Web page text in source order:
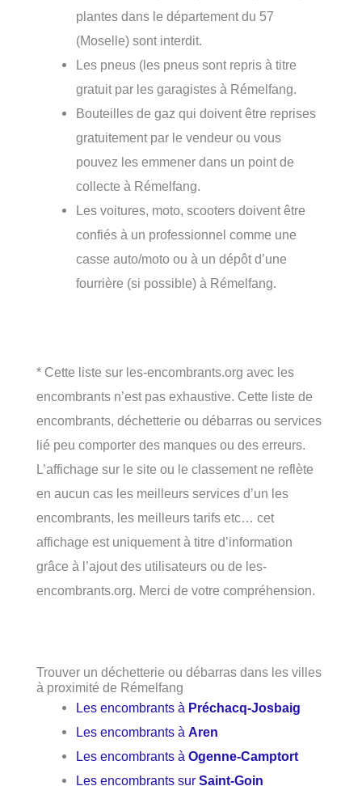
plantes dans le département du 57
(Moselle) sont interdit.
Les pneus (les pneus sont repris à titre
gratuit par les garagistes à Rémelfang.
Bouteilles de gaz qui doivent être reprises
gratuitement par le vendeur ou vous
pouvez les emmener dans un point de
collecte à Rémelfang.
Les voitures, moto, scooters doivent être
confiés à un professionnel comme une
casse auto/moto ou à un dépôt d’une
fourrière (si possible) à Rémelfang.
* Cette liste sur les-encombrants.org avec les
encombrants n’est pas exhaustive. Cette liste de
encombrants, déchetterie ou débarras ou services
lié peu comporter des manques ou des erreurs.
L’affichage sur le site ou le classement ne reflète
en aucun cas les meilleurs services d’un les
encombrants, les meilleurs tarifs etc… cet
affichage est uniquement à titre d’information
grâce à l’ajout des utilisateurs ou de les-
encombrants.org. Merci de votre compréhension.
Trouver un déchetterie ou débarras dans les villes
à proximité de Rémelfang
Les encombrants à Préchacq-Josbaig
Les encombrants àAren
Les encombrants àOgenne-Camptort
Les encombrants surSaint-Goin